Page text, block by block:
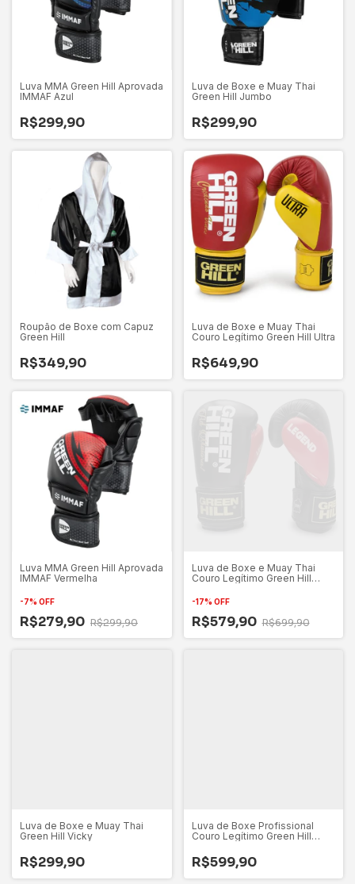
Luva MMA Green Hill Aprovada
IMMAF Azul
R$299,90
Luva de Boxe e Muay Thai
Green Hill Jumbo
R$299,90
Roupão de Boxe com Capuz
Green Hill
R$349,90
Luva de Boxe e Muay Thai
Couro Legítimo Green Hill Ultra
R$649,90
Luva MMA Green Hill Aprovada
IMMAF Vermelha
-7% OFF
R$279,90 R$299,90
Luva de Boxe e Muay Thai
Couro Legítimo Green Hill
-17% OFF
R$579,90 R$699,90
Luva de Boxe e Muay Thai
Green Hill Vicky
R$299,90
Luva de Boxe Profissional
Couro Legítimo Green Hill
R$599,90